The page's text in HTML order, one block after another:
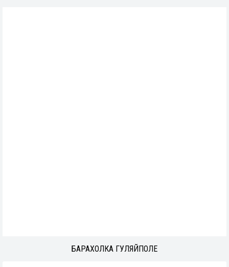
БАРАХОЛКА ГУЛЯЙПОЛЕ